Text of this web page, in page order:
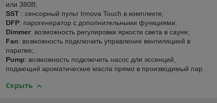
или 380В;
SST : сенсорный пульт Innova Touch в комплекте;
DFP: парогенератор с дополнительными функциями:
Dimmer: возможность регулировки яркости света в сауне;
Fan: возможность подключить управление вентиляцией в
парилке;
Pump: возможность подключить насос для эссенций,
подающий ароматические масла прямо в производимый пар.
Скрыть